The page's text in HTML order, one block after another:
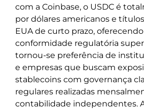
com a Coinbase, o USDC é
por dólares americanos e
EUA de curto prazo,
conformidade regulatória
tornou-se preferência de
e empresas que buscam
stablecoins com governança
regulares realizadas
contabilidade independentes.